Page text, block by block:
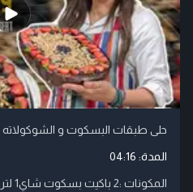
حلى طبقات البسكوت و الشوكولاته
المدة: 04:16